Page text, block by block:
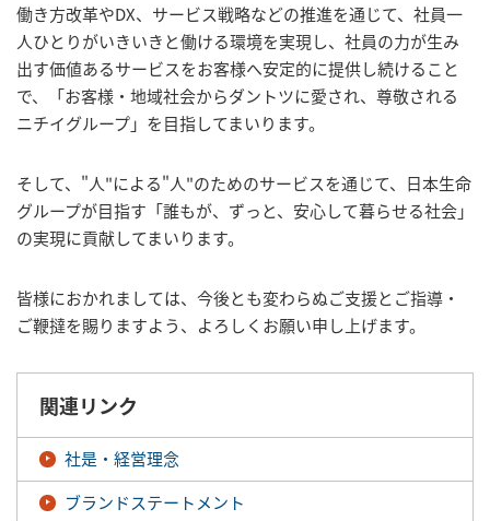
働き方改革やDX、サービス戦略などの推進を通じて、社員一
人ひとりがいきいきと働ける環境を実現し、社員の力が生み
出す価値あるサービスをお客様へ安定的に提供し続けること
で、「お客様・地域社会からダントツに愛され、尊敬される
ニチイグループ」を目指してまいります。
そして、"人"による"人"のためのサービスを通じて、日本生命
グループが目指す「誰もが、ずっと、安心して暮らせる社会」
の実現に貢献してまいります。
皆様におかれましては、今後とも変わらぬご支援とご指導・
ご鞭撻を賜りますよう、よろしくお願い申し上げます。
関連リンク
社是・経営理念
ブランドステートメント